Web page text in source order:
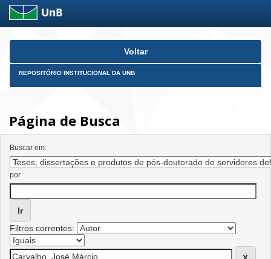
Skip
Voltar
REPOSITÓRIO INSTITUCIONAL DA UNB
Página de Busca
Buscar em:
por
Filtros correntes: